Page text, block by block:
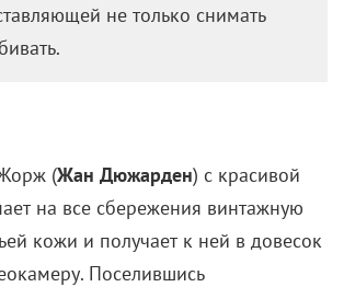
не только снимать
(Жан Дюжарден) с красивой
на все сбережения винтажную
кожи и получает к ней в довесок
Поселившись